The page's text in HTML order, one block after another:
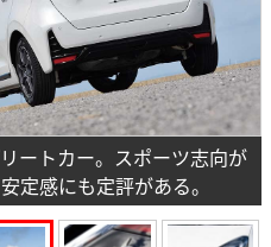
ートカー。スポーツ志向が
定感にも定評がある。